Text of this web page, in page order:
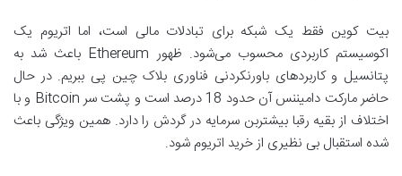
بیت کوین فقط یک شبکه برای تبادلات مالی است، اما اتریوم یک
اکوسیستم کاربردی محسوب می‌شود. ظهور Ethereum باعث شد به
پتانسیل و کاربردهای باورنکردنی فناوری بلاک چین پی ببریم. در حال
حاضر مارکت دامیننس آن حدود 18 درصد است و پشت سر Bitcoin و با
اختلاف از بقیه رقبا بیشتربن سرمایه در گردش را دارد. همین ویژگی باعث
شده استقبال بی نظیری از خرید اتریوم شود.